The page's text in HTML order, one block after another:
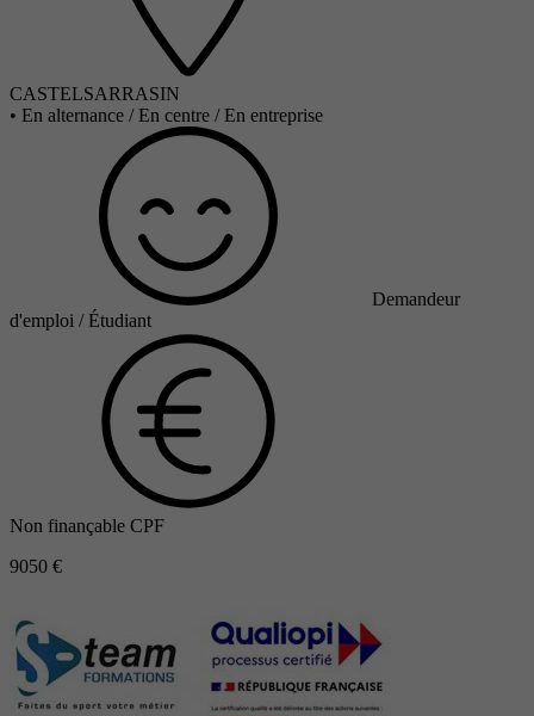
CASTELSARRASIN
• En alternance / En centre / En entreprise
Demandeur
d'emploi / Étudiant
Non finançable CPF
9050 €